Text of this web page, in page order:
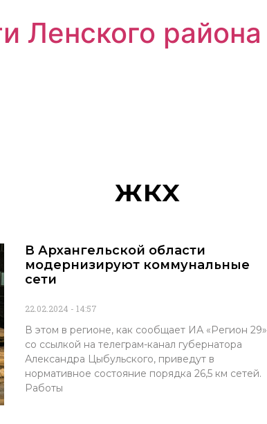
Ленского района
жкх
В Архангельской области
модернизируют коммунальные
сети
22.02.2024 14:57
В этом в регионе, как сообщает ИА «Регион 29»
со ссылкой на телеграм-канал губернатора
Александра Цыбульского, приведут в
нормативное состояние порядка 26,5 км сетей.
Работы